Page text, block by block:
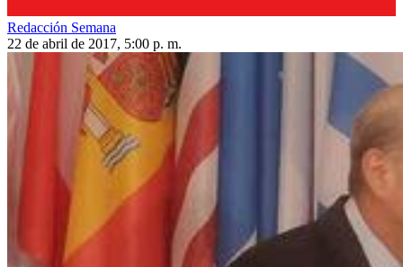
Redacción Semana
22 de abril de 2017, 5:00 p. m.